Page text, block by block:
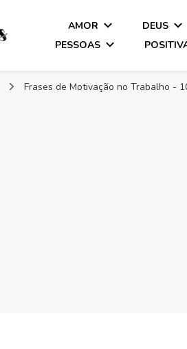
AMOR DEUS
PESSOAS
Frases de Motivação no Trabalho -